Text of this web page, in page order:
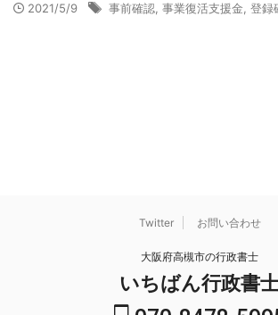
2021/5/9 事前確認, 事業復活支援金, 登録
Twitter お問い合わせ
大阪府高槻市の行政書士
いちばん行政書